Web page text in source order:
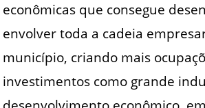
econômicas que consegue
envolver toda a cadeia
município, criando mais
investimentos como grande